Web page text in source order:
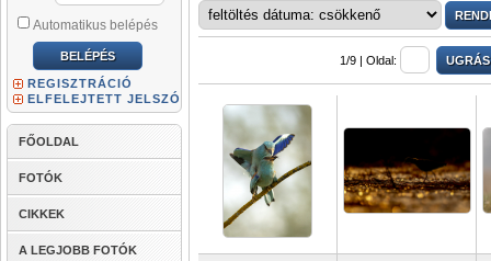
Automatikus belépés
REGISZTRÁCIÓ
ELFELEJTETT JELSZÓ
FŐOLDAL
FOTÓK
CIKKEK
A LEGJOBB FOTÓK
1/9 | Oldal: